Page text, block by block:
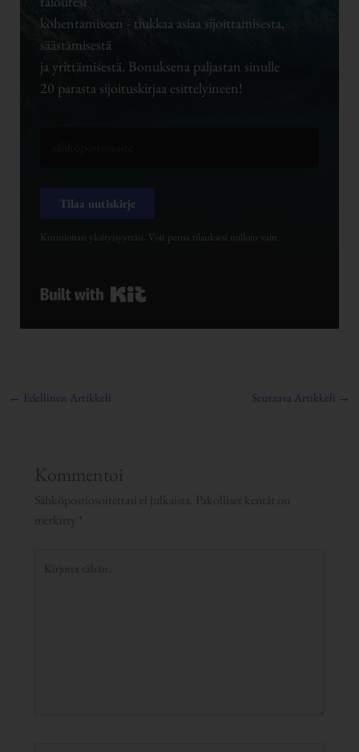
kohentamiseen - tiukkaa asiaa sijoittamisesta,
säästämisestä
ja yrittämisestä. Bonuksena paljastan sinulle
20 parasta sijoituskirjaa esittelyineen!
Tilaa uutiskirje
Kunnioitan yksityisyyttäsi. Voit perua tilauksesi milloin vain.
← Edellinen Artikkeli Seuraava Artikkeli →
Kommentoi
Sähköpostiosoitettasi ei julkaista. Pakolliset kentät on
merkitty *